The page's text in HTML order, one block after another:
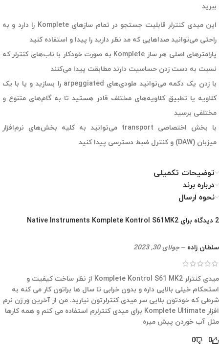
ببرید
این میدی کنترلر قابلیت جستجو در تمام سازهای Komplete را دارد و به
راحتی می‌توانید صداهایی که مد نظر دارید را پیدا و استفاده کنید
پارامترهای اصلی هر ساز Komplete به صورت خودکار با ناب‌های کنترلر که
نسبت به دست زدن حساسیت دارند مطابقت پیدا می‌کنند
با زدن یک دکمه می‌توانید ملودی‌های arpeggiated را بسازید و یا با یک
کلاویه یا تطبیق کلاویه‌های مختلف قادر هستید تا به گام‌های متنوع و
مختلفی برسید
با بخش اختصاصی transport می‌توانید به کلیه بخش‌های نرم‌افزار
میزبان (DAW) و کنترل ضبط دسترسی پیدا کنید
توضیحات تکمیلی
درباره برند
نحوه ارسال
2 دیدگاه برای Native Instruments Komplete Kontrol S61MK2
سلطان زاده – جولای 30, 2023
میدی کنترلر Komplete Kontrol S61 MK2 از نظر ساخت کیفیت و
استحکام خیلی بالایی داره و بدون خرابی تا سال ها براتون کار می کنه به
شرطی که خودتون بلایی سر میدی کنترلرتون نیارید. من از آخرین ورژن نرم
افزار Komplete Ultimate برای میدی کنترلرم استفاده می کنم و همه کارها
مثل آب خوردن پیش میره
0
0